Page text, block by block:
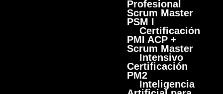
Profesional
Scrum Master
PSM I
Certificación
PMI ACP +
Scrum Master
Intensivo
Certificación
PM2
Inteligencia